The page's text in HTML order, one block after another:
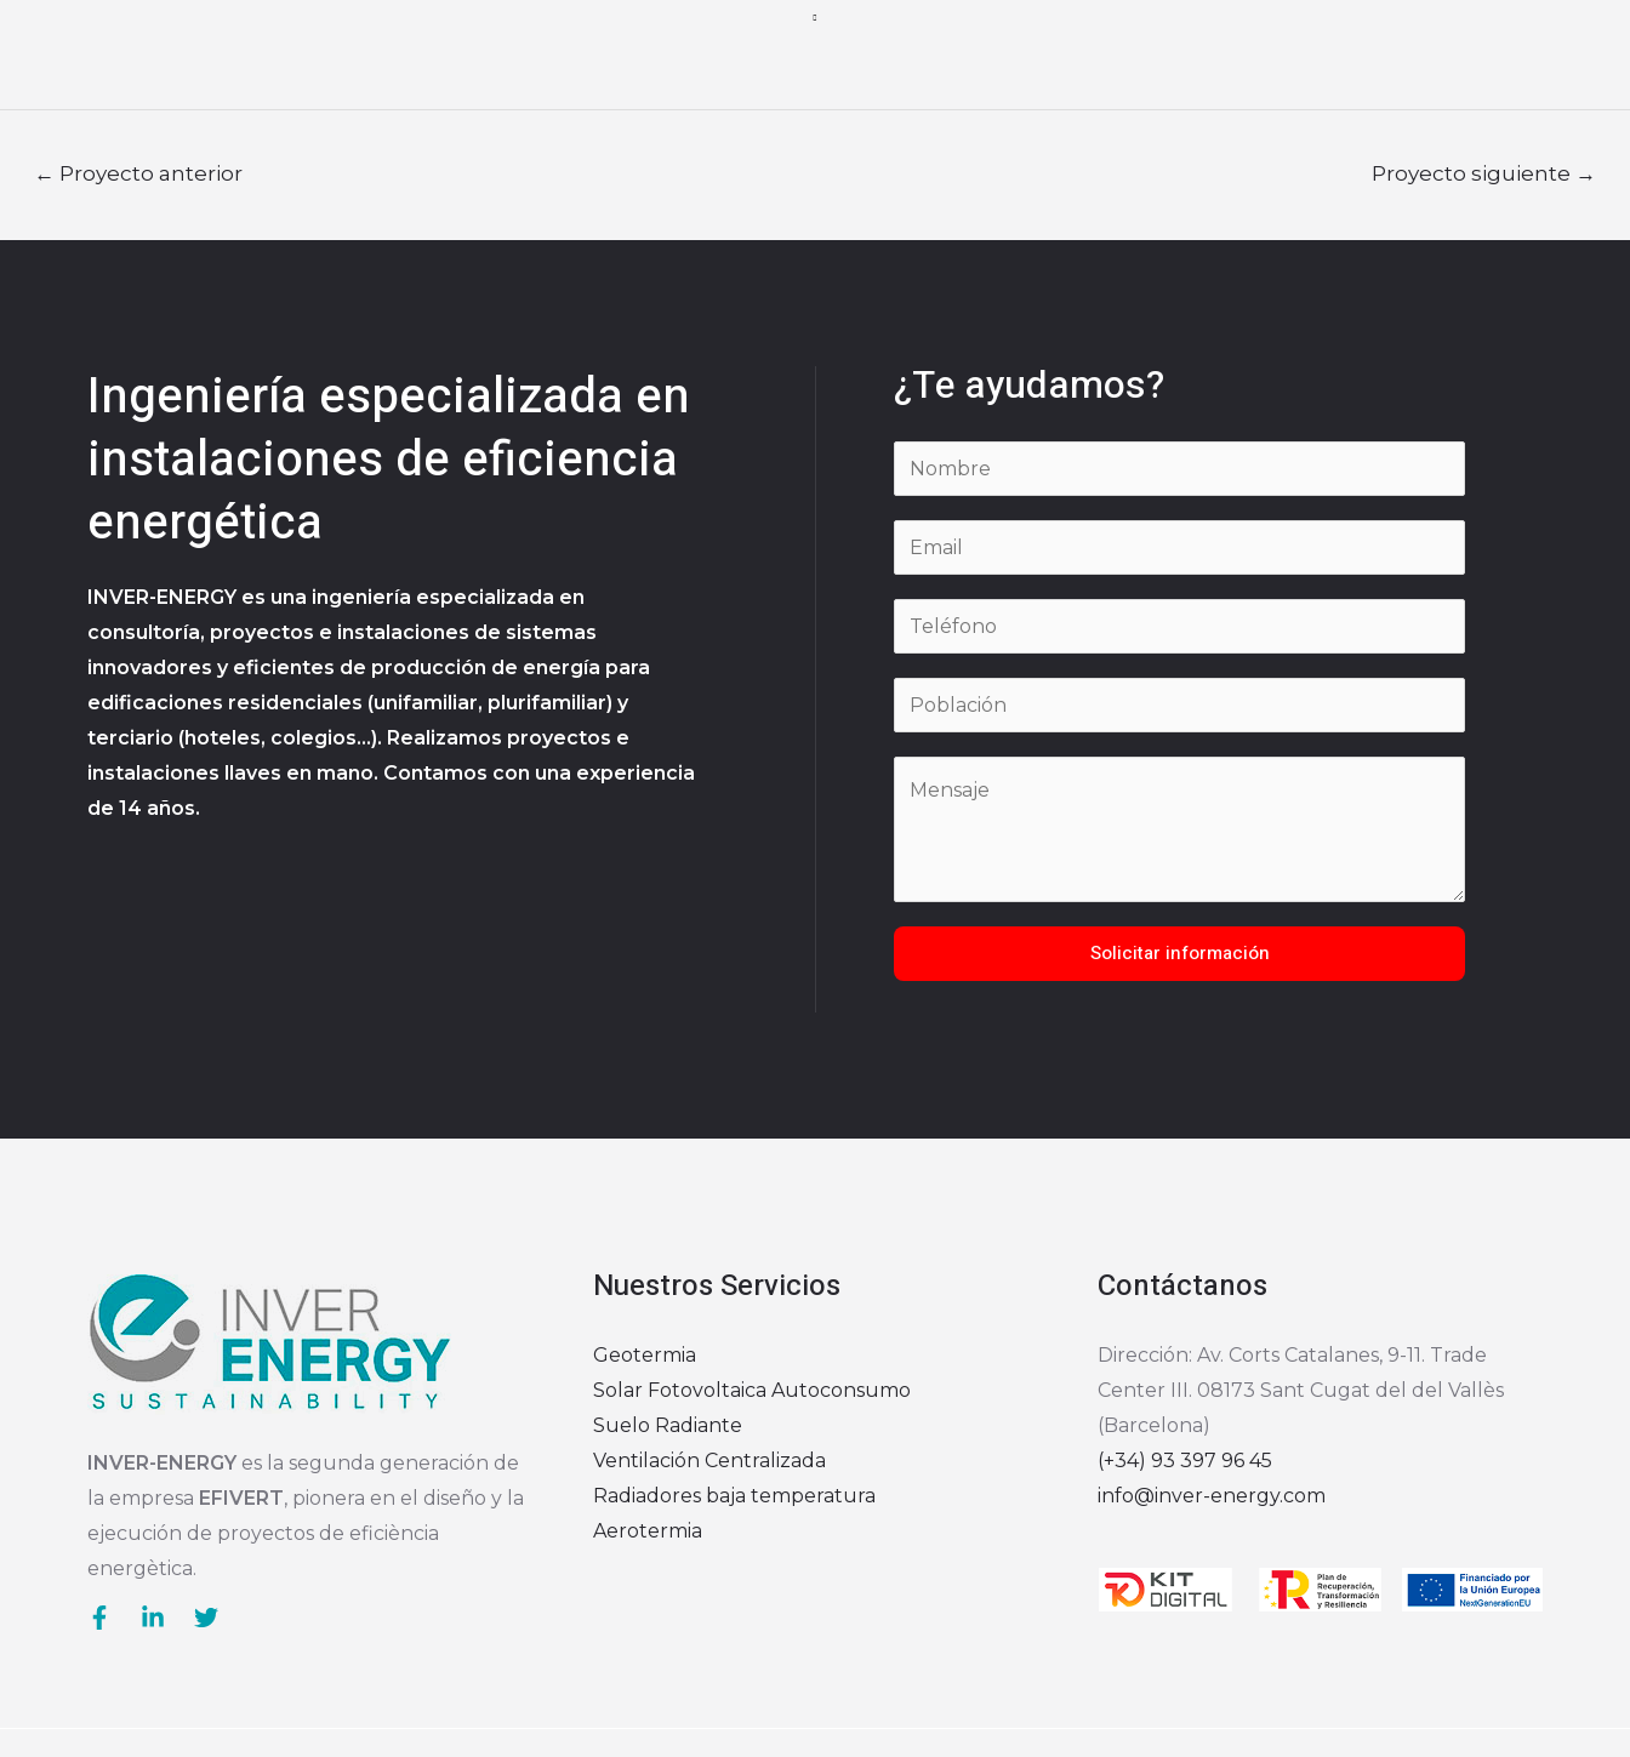
← Proyecto anterior Proyecto siguiente →
Ingeniería especializada en
instalaciones de eficiencia
energética
INVER-ENERGY es una ingeniería especializada en
consultoría, proyectos e instalaciones de sistemas
innovadores y eficientes de producción de energía para
edificaciones residenciales (unifamiliar, plurifamiliar) y
terciario (hoteles, colegios…). Realizamos proyectos e
instalaciones llaves en mano. Contamos con una experiencia
de 14 años.
¿Te ayudamos?
Solicitar información
INVER-ENERGY es la segunda generación de
la empresa EFIVERT, pionera en el diseño y la
ejecución de proyectos de eficiència
energètica.
Nuestros Servicios
Geotermia
Solar Fotovoltaica Autoconsumo
Suelo Radiante
Ventilación Centralizada
Radiadores baja temperatura
Aerotermia
Contáctanos
Dirección: Av. Corts Catalanes, 9-11. Trade
Center III. 08173 Sant Cugat del del Vallès
(Barcelona)
(+34) 93 397 96 45
info@inver-energy.com